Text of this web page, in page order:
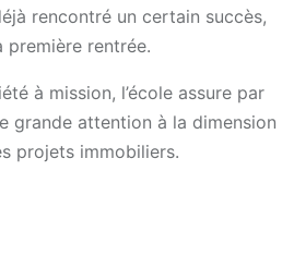
rencontré un certain succès,
première rentrée.
à mission, l’école assure par
grande attention à la dimension
projets immobiliers.